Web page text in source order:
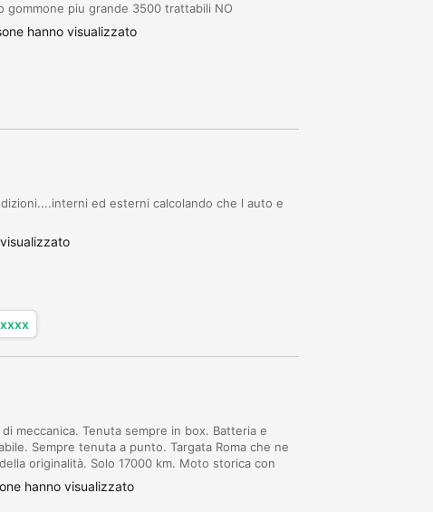
gommone piu grande 3500 trattabili NO
hanno visualizzato
ed esterni calcolando che l auto e
meccanica. Tenuta sempre in box. Batteria e
Sempre tenuta a punto. Targata Roma che ne
originalità. Solo 17000 km. Moto storica con
stata prodotta per soli tre anni.
hanno visualizzato